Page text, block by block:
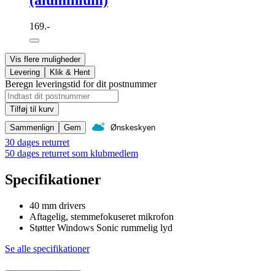
169.-
Vis flere muligheder
Levering
Klik & Hent
Beregn leveringstid for dit postnummer
Tilføj til kurv
Sammenlign
Gem Ønskeskyen
30 dages returret
50 dages returret som klubmedlem
Specifikationer
40 mm drivers
Aftagelig, stemmefokuseret mikrofon
Støtter Windows Sonic rummelig lyd
Se alle specifikationer